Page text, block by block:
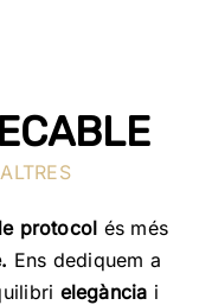
protocol és més
Ens dediquem a
elegància i